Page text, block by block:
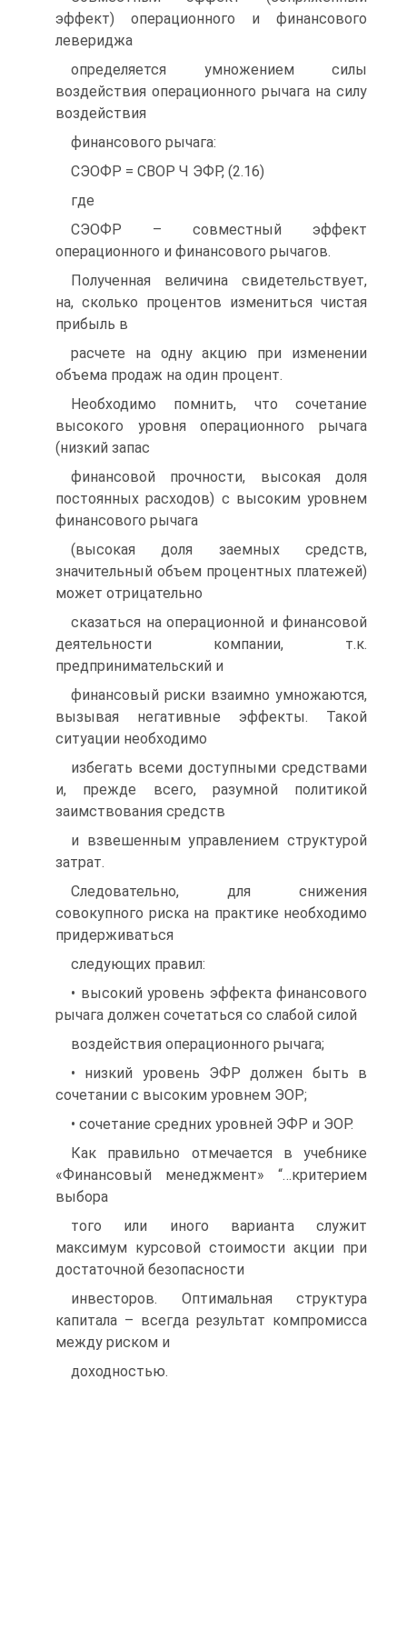
эффект) операционного и финансового
левериджа
определяется умножением силы
воздействия операционного рычага на силу
воздействия
финансового рычага:
СЭОФР = СВОР Ч ЭФР, (2.16)
где
СЭОФР – совместный эффект
операционного и финансового рычагов.
Полученная величина свидетельствует,
на, сколько процентов измениться чистая
прибыль в
расчете на одну акцию при изменении
объема продаж на один процент.
Необходимо помнить, что сочетание
высокого уровня операционного рычага
(низкий запас
финансовой прочности, высокая доля
постоянных расходов) с высоким уровнем
финансового рычага
(высокая доля заемных средств,
значительный объем процентных платежей)
может отрицательно
сказаться на операционной и финансовой
деятельности компании, т.к.
предпринимательский и
финансовый риски взаимно умножаются,
вызывая негативные эффекты. Такой
ситуации необходимо
избегать всеми доступными средствами
и, прежде всего, разумной политикой
заимствования средств
и взвешенным управлением структурой
затрат.
Следовательно, для снижения
совокупного риска на практике необходимо
придерживаться
следующих правил:
• высокий уровень эффекта финансового
рычага должен сочетаться со слабой силой
воздействия операционного рычага;
• низкий уровень ЭФР должен быть в
сочетании с высоким уровнем ЭОР;
• сочетание средних уровней ЭФР и ЭОР.
Как правильно отмечается в учебнике
«Финансовый менеджмент» “…критерием
выбора
того или иного варианта служит
максимум курсовой стоимости акции при
достаточной безопасности
инвесторов. Оптимальная структура
капитала – всегда результат компромисса
между риском и
доходностью.